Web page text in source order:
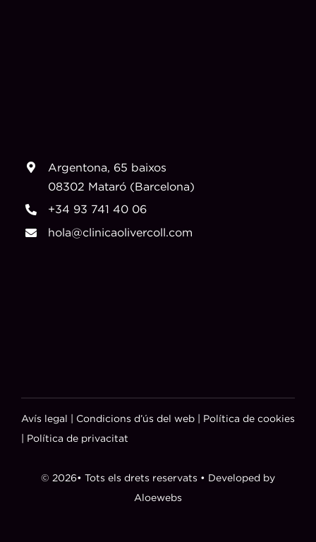
Argentona, 65 baixos
08302 Mataró (Barcelona)
+34 93 741 40 06
hola@clinicaolivercoll.com
© 2026• Tots els drets reservats • Developed by
Aloewebs
Avís legal Condicions d’ús del web|
Política de cookies
Política de privacitat